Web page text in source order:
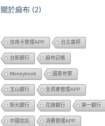
關於麻布 (2)
信用卡管理APP 台北富邦
台新銀行 麻布記帳
Moneybook 國泰世華
玉山銀行 全資產管理APP
新光銀行 花旗銀行 第一銀行
中國信託 消費管理APP